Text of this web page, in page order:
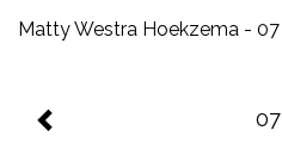
Matty Westra Hoekzema - 07
07